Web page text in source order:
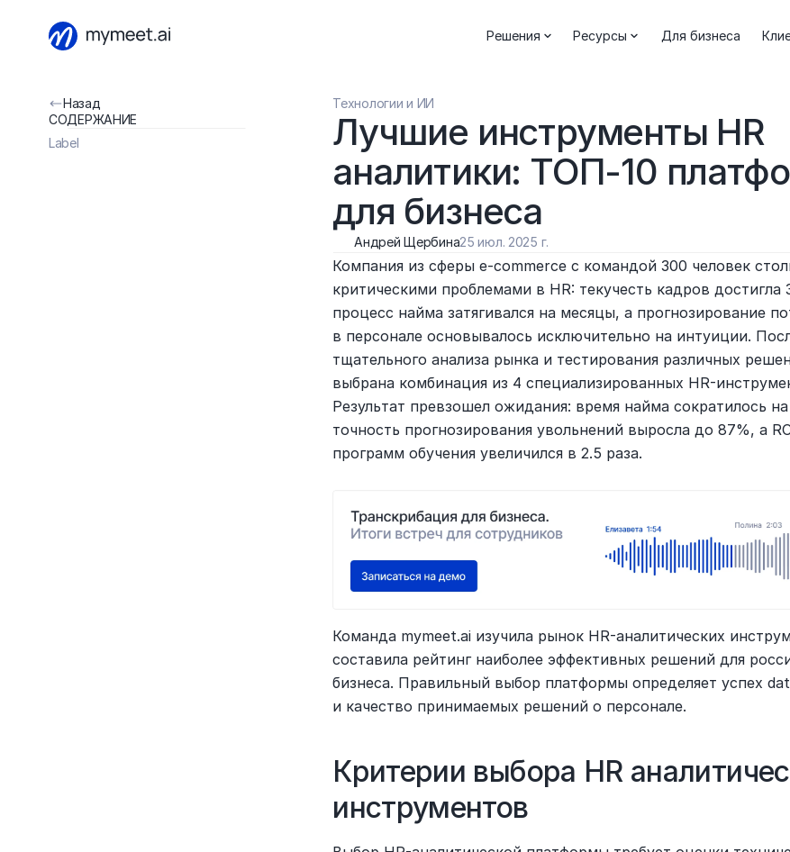
Решения Ресурсы Для бизнеса
Назад
СОДЕРЖАНИЕ
Label
Технологии и ИИ
Лучшие инструменты HR
аналитики: ТОП-10
для бизнеса
Андрей Щербина25 июл. 2025 г.
Компания из сферы e-commerce с командой 300 человек
критическими проблемами в HR: текучесть кадров достигла
процесс найма затягивался на месяцы, а прогнозирование
в персонале основывалось исключительно на интуиции.
тщательного анализа рынка и тестирования различных
выбрана комбинация из 4 специализированных HR-
Результат превзошел ожидания: время найма сократилось
точность прогнозирования увольнений выросла до 87%, а
программ обучения увеличился в 2.5 раза.
Команда mymeet.ai изучила рынок HR-аналитических
составила рейтинг наиболее эффективных решений для
бизнеса. Правильный выбор платформы определяет успех
и качество принимаемых решений о персонале.
Критерии выбора HR
инструментов